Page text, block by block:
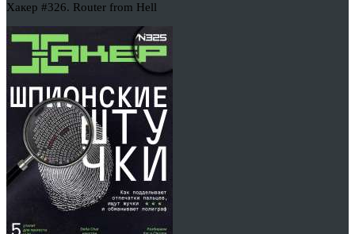
Хакер #326. Router from Hell